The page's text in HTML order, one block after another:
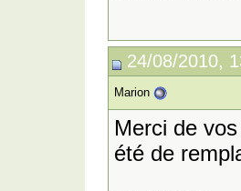
24/08/2010,
Marion
Merci de
été de